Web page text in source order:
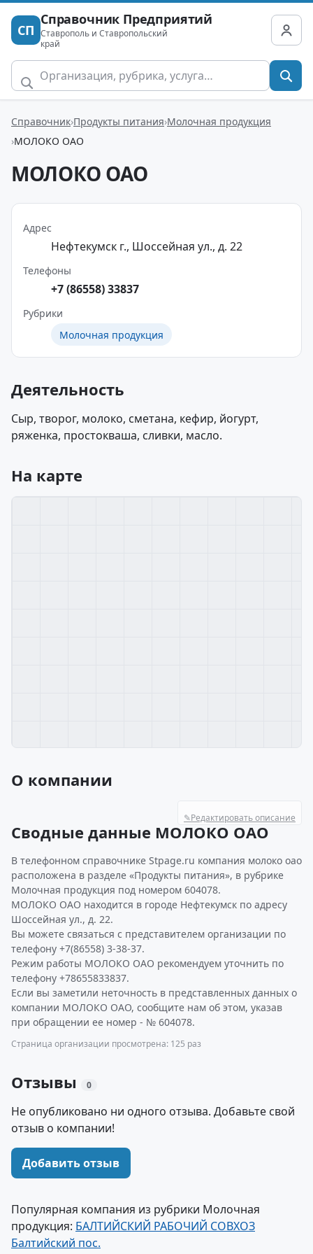
СП
Справочник Предприятий
Ставрополь и Ставропольский
край
Справочник Продукты питания Молочная продукция
МОЛОКО ОАО
МОЛОКО ОАО
Адрес
Нефтекумск г., Шоссейная ул., д. 22
Телефоны
+7 (86558) 33837
Рубрики
Молочная продукция
Деятельность
Сыр, творог, молоко, сметана, кефир, йогурт,
ряженка, простокваша, сливки, масло.
На карте
О компании
✎Редактировать описание
Сводные данные МОЛОКО ОАО
В телефонном справочнике Stpage.ru компания молоко оао
расположена в разделе «Продукты питания», в рубрике
Молочная продукция под номером 604078.
МОЛОКО ОАО находится в городе Нефтекумск по адресу
Шоссейная ул., д. 22.
Вы можете связаться с представителем организации по
телефону +7(86558) 3-38-37.
Режим работы МОЛОКО ОАО рекомендуем уточнить по
телефону +78655833837.
Если вы заметили неточность в представленных данных о
компании МОЛОКО ОАО, сообщите нам об этом, указав
при обращении ее номер - № 604078.
Страница организации просмотрена: 125 раз
Отзывы 0
Не опубликовано ни одного отзыва. Добавьте свой
отзыв о компании!
Добавить отзыв
Популярная компания из рубрики Молочная
продукция: БАЛТИЙСКИЙ РАБОЧИЙ СОВХОЗ
Балтийский пос.